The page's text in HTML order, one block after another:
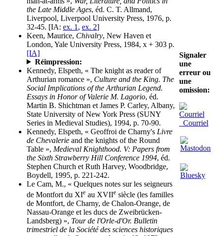
the Late Middle Ages, éd. C. T. Allmand,
Liverpool, Liverpool University Press, 1976, p.
32-45. [IA: ex. 1 , ex. 2]
Keen, Maurice, Chivalry, New Haven et
London, Yale University Press, 1984, x + 303 p.
[IA]
Réimpression:
Kennedy, Elspeth, « The knight as reader of
Arthurian romance », Culture and the King. The
Social Implications of the Arthurian Legend.
Essays in Honor of Valerie M. Lagorio, éd.
Martin B. Shichtman et James P. Carley, Albany,
State University of New York Press (SUNY
Series in Medieval Studies), 1994, p. 70-90.
Kennedy, Elspeth, « Geoffroi de Charny's Livre
de Chevalerie and the knights of the Round
Table », Medieval Knighthood. V: Papers from
the Sixth Strawberry Hill Conference 1994, éd.
Stephen Church et Ruth Harvey, Woodbridge,
Boydell, 1995, p. 221-242.
Le Cam, M., « Quelques notes sur les seigneurs
de Montfort du XIe au XVIIe siècle (les familles
de Montfort, de Charny, de Chalon-Orange, de
Nassau-Orange et les ducs de Zweibrücken-
Landsberg) », Tour de l'Orle-d'Or. Bulletin
trimestriel de la Société des sciences historiques
Signaler
une
erreur ou
une
omission:
Courriel